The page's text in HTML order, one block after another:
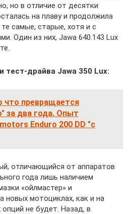
но в отличие от десятки
на плаву и продолжила
самые, старые, хотя и с
Один из них, Jawa 640.143 Lux
тест-драйва Jawa 350 Lux:
что превращается
за два года. Опыт
Enduro 200 DD "с
отличающийся от аппаратов
года лишь наличием
«ойлмастер» и
новых мотоциклах, как и на
опций не будет. Назад, в